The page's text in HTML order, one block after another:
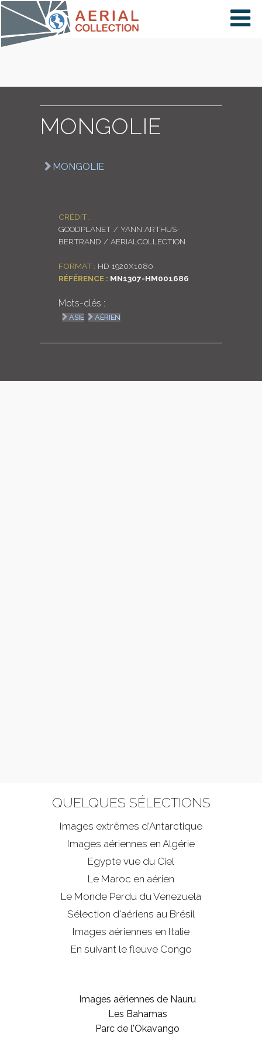
×
LOGIN
MONGOLIE
MONGOLIE
CRÉDIT :
GOODPLANET / YANN ARTHUS-
BERTRAND / AERIALCOLLECTION
FORMAT : HD 1920X1080
RÉFÉRENCE : MN1307-HM001686
Mots-clés :
ASIE AÉRIEN
QUELQUES SÉLECTIONS
Images extrêmes d'Antarctique
Images aériennes en Algérie
Egypte vue du Ciel
Le Maroc en aérien
Le Monde Perdu du Venezuela
Sélection d'aériens au Brésil
Images aériennes en Italie
En suivant le fleuve Congo
Images aériennes de Nauru
Les Bahamas
Parc de l'Okavango